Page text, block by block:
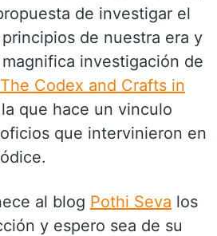
de investigar el
de nuestra era y
investigación de
The Codex and Crafts in
que hace un vinculo
que intervinieron en
al blog Pothi Seva los
y espero sea de su